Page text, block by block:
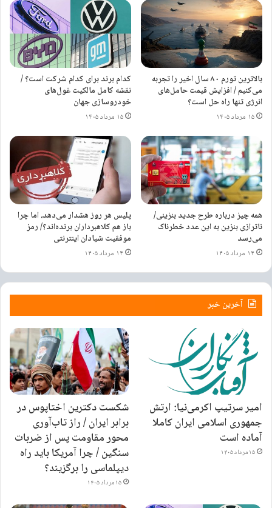
علاقه مندان به آشپزی [اپلیکیشن های
ایرانی]
۸ دی ۱۴۰۰
آماده سازی خودرو برای مسافرت های
نوروزی [بخش اول]
«در نهایت تاثر به اطلاع عموم هنردوستان و هنرمندان عرصه موسیقی
می‌رساند هنرمند ارجمند حمید هیراد عزیزمان پس از سال‌ها مبارزه با بیماری،
صبح روز پنجشنبه ۲۱ اسفند ماه سفر ابدی خود را آغاز نموده و آرام گرفت.
ضمنا با توجه به شرایط حال حاضر، مراسم یادبود این هنرمند در زمان مناسب
برگزار خواهد شد.
مراسم بدرقه صبح روز جمعه ساعت ۱۱ در قطعه هنرمندان برگزار می‌شود.»
برچسب ها حمید_هیراد خواننده
بالاترین تورم ۸۰ سال اخیر را تجربه
می‌کنیم / افزایش قیمت حامل‌های
انرژی تنها راه حل است؟
۱۵ مرداد ۱۴۰۵
کدام برند برای کدام شرکت است؟ /
نقشه کامل مالکیت غول‌های
خودروسازی جهان
۱۵ مرداد ۱۴۰۵
همه چیز درباره طرح جدید بنزینی/
ناترازی بنزین به این عدد خطرناک
می‌رسد
۱۴ مرداد ۱۴۰۵
پلیس هر روز هشدار می‌دهد، اما چرا
باز هم کلاهبرداران برنده‌اند؟/ رمز
موفقیت شیادان اینترنتی
۱۴ مرداد ۱۴۰۵
آخرین خبر
امیر سرتیپ اکرمی‌نیا: ارتش
جمهوری اسلامی ایران کاملا
آماده است
۱۵ مرداد ۱۴۰۵
شکست دکترین اختاپوس در
برابر ایران / راز تاب‌آوری
محور مقاومت پس از ضربات
سنگین / چرا آمریکا باید راه
دیپلماسی را برگزیند؟
۱۵ مرداد ۱۴۰۵